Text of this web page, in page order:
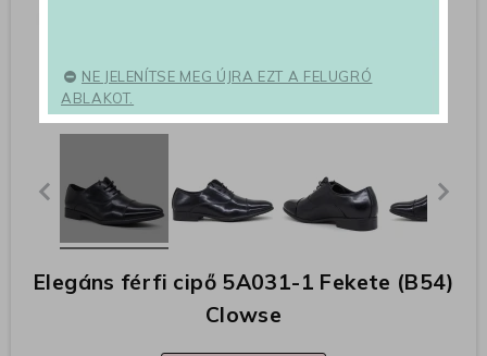
Elegáns férfi cipő 5A031-1 Fekete (B54)
Clowse
NE JELENÍTSE MEG ÚJRA EZT A FELUGRÓ
ABLAKOT.